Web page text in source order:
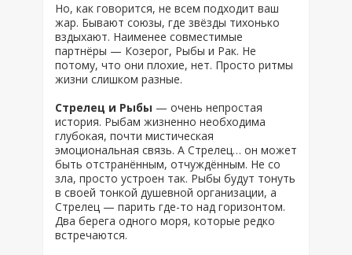
Но, как говорится, не всем подходит ваш
жар. Бывают союзы, где звёзды тихонько
вздыхают. Наименее совместимые
партнёры — Козерог, Рыбы и Рак. Не
потому, что они плохие, нет. Просто ритмы
жизни слишком разные.
Стрелец и Рыбы — очень непростая
история. Рыбам жизненно необходима
глубокая, почти мистическая
эмоциональная связь. А Стрелец… он может
быть отстранённым, отчуждённым. Не со
зла, просто устроен так. Рыбы будут тонуть
в своей тонкой душевной организации, а
Стрелец — парить где-то над горизонтом.
Два берега одного моря, которые редко
встречаются.